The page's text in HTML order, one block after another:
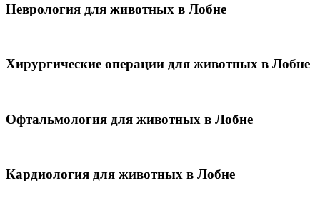
Неврология для животных в Лобне
Хирургические операции для животных в Лобне
Офтальмология для животных в Лобне
Кардиология для животных в Лобне